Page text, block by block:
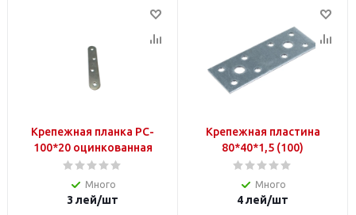
Крепежная планка PC-
100*20 оцинкованная
Много
3 лей/шт
Крепежная пластина
80*40*1,5 (100)
Много
4лей/шт